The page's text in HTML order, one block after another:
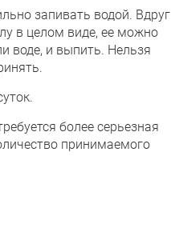
запивать водой. Вдруг
в целом виде, ее можно
воде, и выпить. Нельзя
более серьезная
принимаемого